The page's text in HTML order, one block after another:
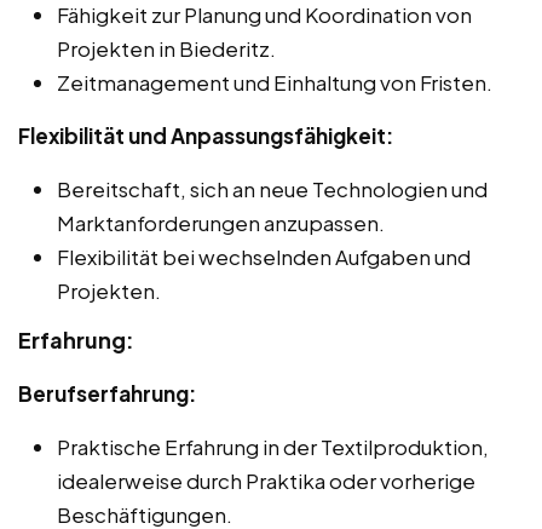
Fähigkeit zur Planung und Koordination von
Projekten in Biederitz.
Zeitmanagement und Einhaltung von Fristen.
Flexibilität und Anpassungsfähigkeit:
Bereitschaft, sich an neue Technologien und
Marktanforderungen anzupassen.
Flexibilität bei wechselnden Aufgaben und
Projekten.
Erfahrung:
Berufserfahrung:
Praktische Erfahrung in der Textilproduktion,
idealerweise durch Praktika oder vorherige
Beschäftigungen.